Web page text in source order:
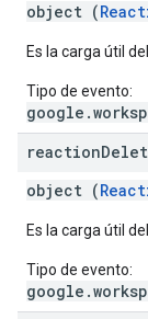
object (
Es la carga útil
Tipo de evento:
reaction
object (
Es la carga útil
Tipo de evento: